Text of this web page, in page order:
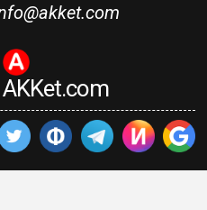
AKKet.com